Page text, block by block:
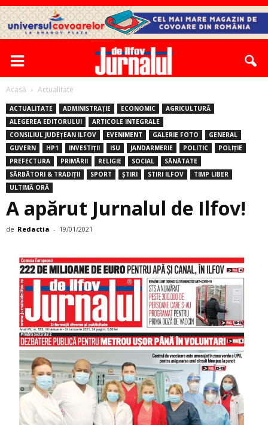
Acasă Actualitate
ACTUALITATE ADMINISTRAȚIE ECONOMIC
AGRICULTURĂ
ALEGEREA EDITORULUI
ARTICOLE INTEGRALE
CONSILIUL JUDEȚEAN ILFOV
EVENIMENT GALERIE FOTO
GENERAL
GUVERN
HP1 INVESTIȚII ISU JANDARMERIE POLITIC
POLIȚIE
PREFECTURA
PRIMĂRII RELIGIE SOCIAL
SĂNĂTATE
SĂRBĂTORI & TRADIȚII
SPORT ȘTIRI STIRI ILFOV
TIMP LIBER
ULTIMĂ ORĂ
A apărut Jurnalul de Ilfov!
de Redactia - 19/01/2021